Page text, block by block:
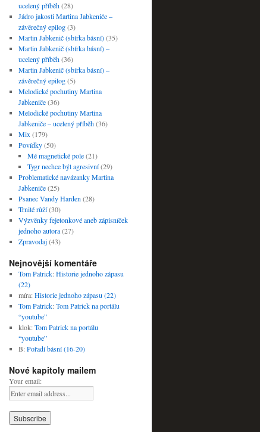
ucelený příběh(28)
Jádro jakosti Martina Jabkeniče –
závěrečný epilog(3)
Martin Jabkenič (sbírka básní)(35)
Martin Jabkenič (sbírka básní) –
ucelený příběh(36)
Martin Jabkenič (sbírka básní) –
závěrečný epilog(5)
Melodické pochutiny Martina
Jabkeniče(36)
Melodické pochutiny Martina
Jabkeniče – ucelený příběh(36)
Mix (179)
Povídky(50)
Mé magnetické pole(21)
Tygr nechce být agresivní(29)
Problematické navázanky Martina
Jabkeniče(25)
Psanec Vandy Harden (28)
Trnité růží(30)
Výzvěnky fejetonkové aneb zápisníček
jednoho autora(27)
Zpravodaj(43)
Nejnovější komentáře
Tom Patrick:Historie jednoho zápasu
(22)
míra:Historie jednoho zápasu (22)
Tom Patrick:Tom Patrick na portálu
“youtube”
klok:Tom Patrick na portálu
“youtube”
B:Pořadí básní (16-20)
Nové kapitoly mailem
Your email: